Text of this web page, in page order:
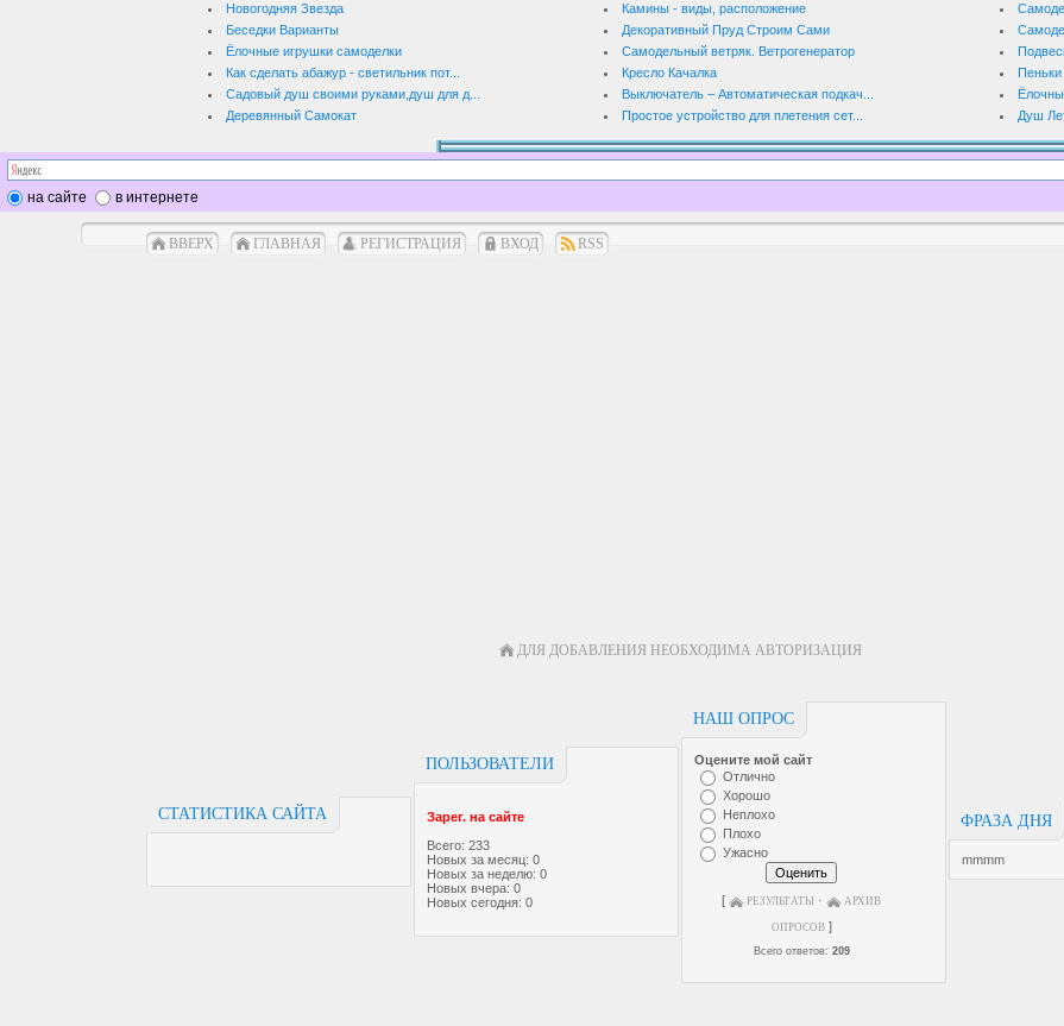
Новогодняя Звезда
Камины - виды, расположение
Беседки Варианты
Декоративный Пруд Строим Сами
Ёлочные игрушки самоделки
Самодельный ветряк. Ветрогенератор
Как сделать абажур - светильник пот...
Кресло Качалка
Садовый душ своими руками,душ для д...
Выключатель – Автоматическая подкач...
Деревянный Самокат
Простое устройство для плетения сет... Душ
на сайте в интернете
ВВЕРХ ГЛАВНАЯ РЕГИСТРАЦИЯ ВХОД RSS
ДЛЯ ДОБАВЛЕНИЯ НЕОБХОДИМА АВТОРИЗАЦИЯ
СТАТИСТИКА САЙТА
ПОЛЬЗОВАТЕЛИ
Зарег. на сайте
Всего: 233
Новых за месяц: 0
Новых за неделю: 0
Новых вчера: 0
Новых сегодня: 0
НАШ ОПРОС
Оцените мой сайт
Отлично
Хорошо
Неплохо
Плохо
Ужасно
[ РЕЗУЛЬТАТЫ · АРХИВ
ОПРОСОВ]
Всего ответов: 209
ФРАЗА ДНЯ
mmmm